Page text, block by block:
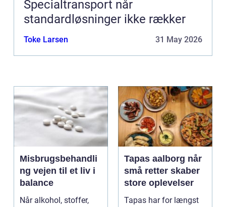
Specialtransport når
standardløsninger ikke rækker
Toke Larsen 31 May 2026
Misbrugsbehandli
ng vejen til et liv i
balance
Når alkohol, stoffer,
Tapas aalborg når
små retter skaber
store oplevelser
Tapas har for længst